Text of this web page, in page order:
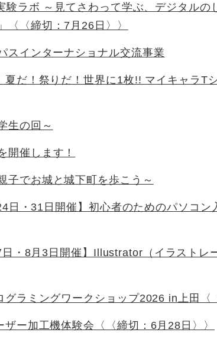
験ラボ ～見てさわって学ぶ、デジタル
〈〈締切：7月26日〉〉
スインターナショナル交流事業
夏だ！祭りだ！世界に1枚!! マイキャラT
生の回～
開催します！
子でお城と城下町を歩こう～
日・31日開催】初心者のためのパソコ
日・8月3日開催】Illustrator（イラストレ
グラミングワークショップ2026 in上田〈
ザー加工機体験会〈〈締切：6月28日〉〉